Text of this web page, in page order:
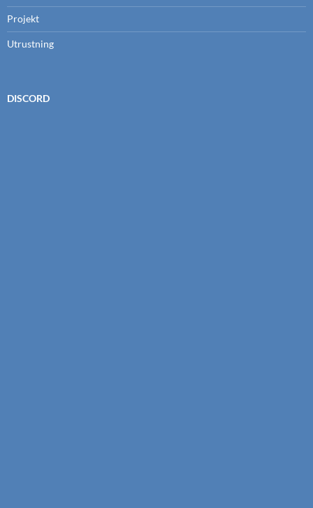
Projekt
Utrustning
DISCORD